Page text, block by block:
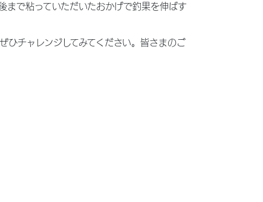
まで粘っていただいたおかげで釣果を伸ばす
ひチャレンジしてみてください。皆さまのご